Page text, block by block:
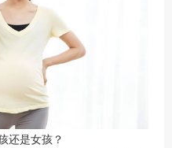
是女孩？